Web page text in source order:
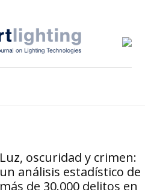
Luz, oscuridad y crimen:
un análisis estadístico de
más de 30.000 delitos en